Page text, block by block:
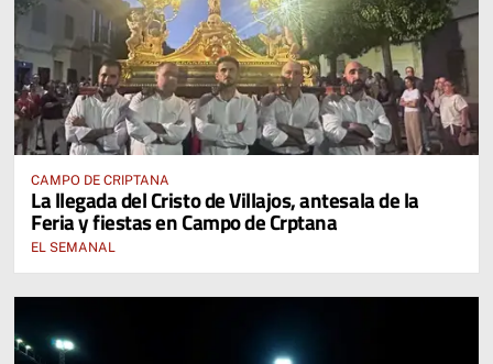
CAMPO DE CRIPTANA
La llegada del Cristo de Villajos, antesala de la
Feria y fiestas en Campo de Crptana
EL SEMANAL